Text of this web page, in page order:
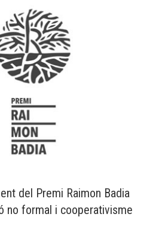
del Premi Raimon Badia
no formal i cooperativisme